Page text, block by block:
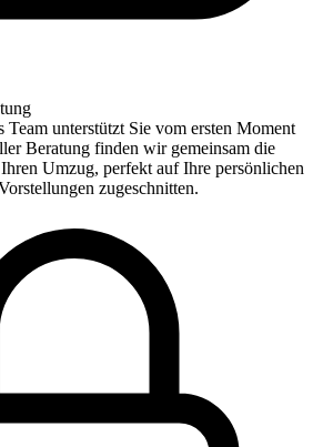
Team unterstützt Sie vom ersten Moment
Beratung finden wir gemeinsam die
Umzug, perfekt auf Ihre persönlichen
zugeschnitten.